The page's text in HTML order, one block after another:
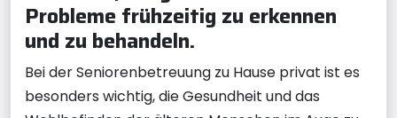
Probleme frühzeitig zu erkennen
und zu behandeln.
Bei der Seniorenbetreuung zu Hause privat ist es
besonders wichtig, die Gesundheit und das